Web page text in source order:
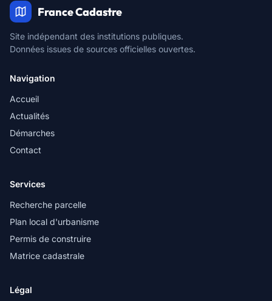
France Cadastre
Site indépendant des institutions publiques.
Données issues de sources officielles ouvertes.
Navigation
Accueil
Actualités
Démarches
Contact
Services
Recherche parcelle
Plan local d'urbanisme
Permis de construire
Matrice cadastrale
Légal